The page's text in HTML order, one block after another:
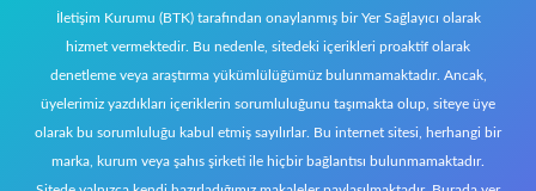
İletişim Kurumu (BTK) tarafından onaylanmış bir Yer Sağlayıcı olarak
hizmet vermektedir. Bu nedenle, sitedeki içerikleri proaktif olarak
denetleme veya araştırma yükümlülüğümüz bulunmamaktadır. Ancak,
üyelerimiz yazdıkları içeriklerin sorumluluğunu taşımakta olup, siteye üye
olarak bu sorumluluğu kabul etmiş sayılırlar. Bu internet sitesi, herhangi bir
marka, kurum veya şahıs şirketi ile hiçbir bağlantısı bulunmamaktadır.